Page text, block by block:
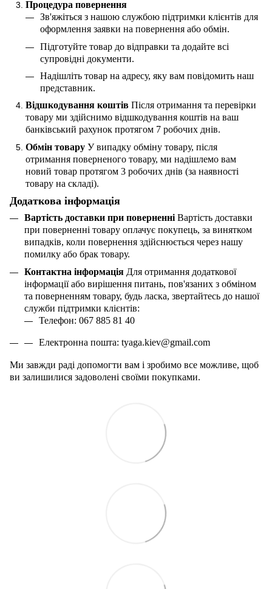
Процедура повернення
Зв'яжіться з нашою службою підтримки клієнтів для
оформлення заявки на повернення або обмін.
Підготуйте товар до відправки та додайте всі
супровідні документи.
Надішліть товар на адресу, яку вам повідомить наш
представник.
Відшкодування коштів Після отримання та перевірки
товару ми здійснимо відшкодування коштів на ваш
банківський рахунок протягом 7 робочих днів.
Обмін товару У випадку обміну товару, після
отримання поверненого товару, ми надішлемо вам
новий товар протягом 3 робочих днів (за наявності
товару на складі).
Додаткова інформація
Вартість доставки при поверненні Вартість доставки
при поверненні товару оплачує покупець, за винятком
випадків, коли повернення здійснюється через нашу
помилку або брак товару.
Контактна інформація Для отримання додаткової
інформації або вирішення питань, пов'язаних з обміном
та поверненням товару, будь ласка, звертайтесь до нашої
служби підтримки клієнтів:
Телефон: 067 885 81 40
Електронна пошта: tyaga.kiev@gmail.com
Ми завжди раді допомогти вам і зробимо все можливе, щоб
ви залишилися задоволені своїми покупками.